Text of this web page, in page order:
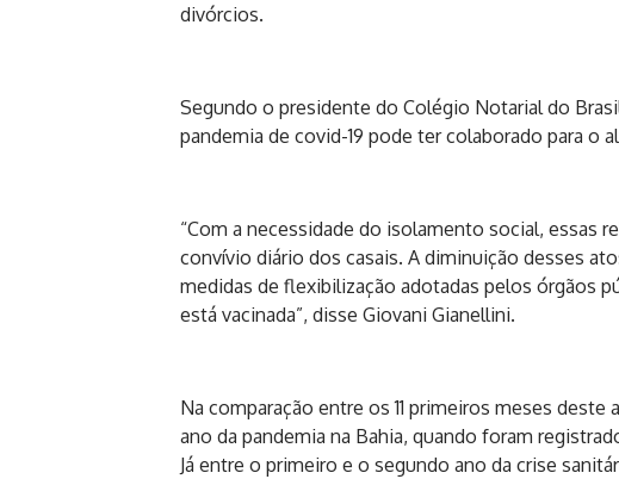
divórcios.
Segundo o presidente do Colégio Notarial do
pandemia de covid-19 pode ter colaborado para o
“Com a necessidade do isolamento social, essas
convívio diário dos casais. A diminuição desses
medidas de flexibilização adotadas pelos órgãos
está vacinada”, disse Giovani Gianellini.
Na comparação entre os 11 primeiros meses
ano da pandemia na Bahia, quando foram
Já entre o primeiro e o segundo ano da crise